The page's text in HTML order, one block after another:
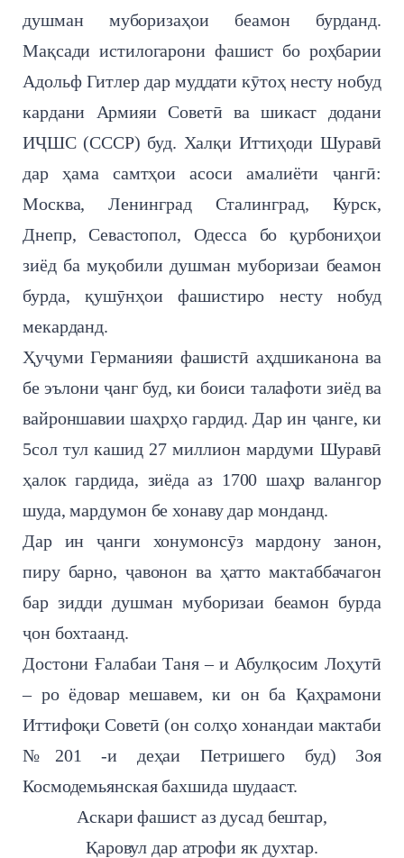
душман муборизаҳои беамон бурданд.
Мақсади истилогарони фашист бо роҳбарии
Адольф Гитлер дар муддати кӯтоҳ несту нобуд
кардани Армияи Советӣ ва шикаст додани
ИҶШС (СССР) буд. Халқи Иттиҳоди Шуравӣ
дар ҳама самтҳои асоси амалиёти ҷангӣ:
Москва, Ленинград Сталинград, Курск,
Днепр, Севастопол, Одесса бо қурбониҳои
зиёд ба муқобили душман муборизаи беамон
бурда, қушӯнҳои фашистиро несту нобуд
мекарданд.
Ҳуҷуми Германияи фашистӣ аҳдшиканона ва
бе эълони ҷанг буд, ки боиси талафоти зиёд ва
вайроншавии шаҳрҳо гардид. Дар ин ҷанге, ки
5сол тул кашид 27 миллион мардуми Шуравӣ
ҳалок гардида, зиёда аз 1700 шаҳр валангор
шуда, мардумон бе хонаву дар монданд.
Дар ин ҷанги хонумонсӯз мардону занон,
пиру барно, ҷавонон ва ҳатто мактаббачагон
бар зидди душман муборизаи беамон бурда
ҷон бохтаанд.
Достони Ғалабаи Таня – и Абулқосим Лоҳутӣ
– ро ёдовар мешавем, ки он ба Қаҳрамони
Иттифоқи Советӣ (он солҳо хонандаи мактаби
№201 -и деҳаи Петришего буд) Зоя
Космодемьянская бахшида шудааст.
Аскари фашист аз дусад бештар,
Қаровул дар атрофи як духтар.